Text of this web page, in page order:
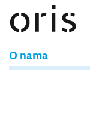
O nama